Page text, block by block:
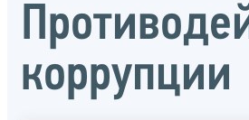
коррупции